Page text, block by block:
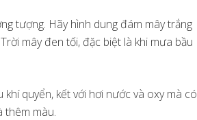
tượng. Hãy hình dung đám mây trắng
mây đen tối, đặc biệt là khi mưa bầu
quyển, kết với hơi nước và oxy mà có
thêm màu.